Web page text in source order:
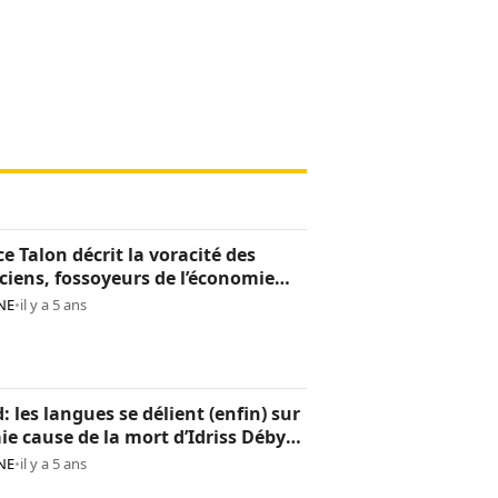
Talon décrit la voracité des
fossoyeurs de l’économie
•il y a 5 ans
les langues se délient (enfin) sur
cause de la mort d’Idriss Déby
•il y a 5 ans